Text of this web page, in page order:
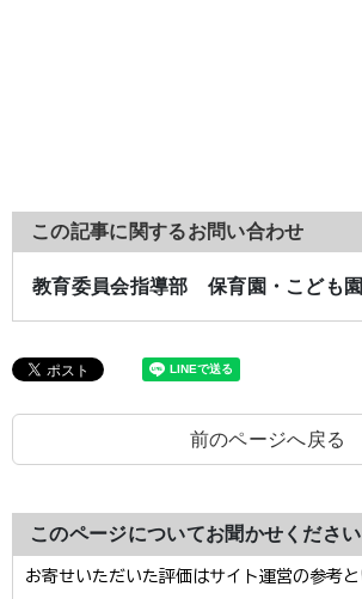
この記事に関するお問い合わせ
教育委員会指導部 保育園・こども園
前のページへ戻る
このページについてお聞かせください